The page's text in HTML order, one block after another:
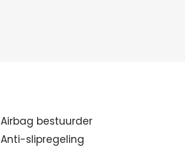
Airbag bestuurder
Anti-slipregeling